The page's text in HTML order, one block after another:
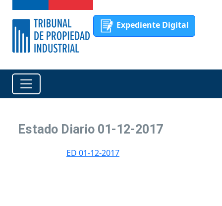
Expediente Digital
Estado Diario 01-12-2017
ED 01-12-2017